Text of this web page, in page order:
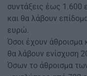
συντάξεις έως 1.600
και θα λάβουν
ευρώ.
Όσοι έχουν
θα λάβουν ενίσχυση
Όσων το άθροισμα